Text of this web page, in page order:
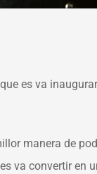
es va
manera de
va convertir en